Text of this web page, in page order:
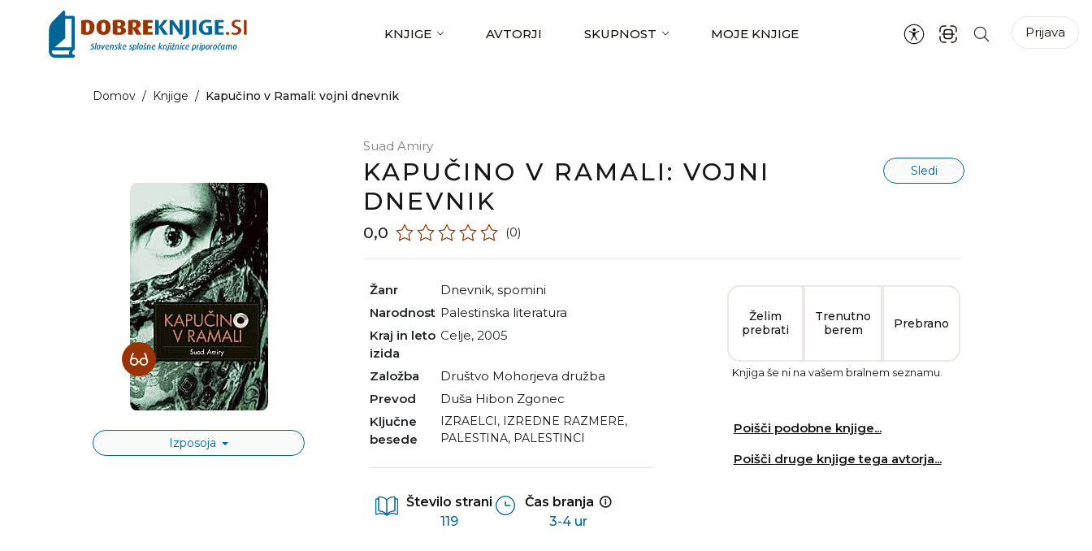
KNJIGE AVTORJI SKUPNOST MOJE KNJIGE Prijava
Domov / Knjige / Kapučino v Ramali: vojni dnevnik
Izposoja
Suad Amiry
KAPUČINO V RAMALI: VOJNI
DNEVNIK
Sledi
0,0 (0)
Žanr dnevnik, spomini
Narodnost
palestinska literatura
Kraj in leto
izida
Celje, 2005
Založba
Društvo Mohorjeva družba
Prevod
Duša Hibon Zgonec
Ključne
besede
IZRAELCI, IZREDNE RAZMERE,
PALESTINA, PALESTINCI
Število strani
119
Čas branja
3-4 ur
Želim
prebrati
Trenutno
berem
Prebrano
Knjiga še ni na vašem bralnem seznamu.
Poišči podobne knjige...
Poišči druge knjige tega avtorja...